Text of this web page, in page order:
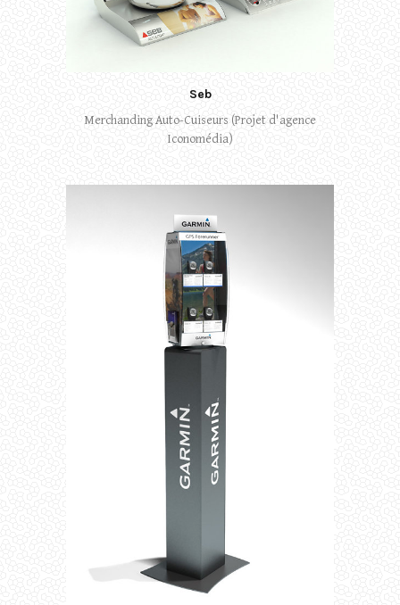
Seb
Merchanding Auto-Cuiseurs (Projet d'agence
Iconomédia)